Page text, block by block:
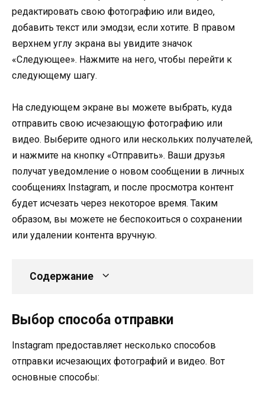
редактировать свою фотографию или видео,
добавить текст или эмодзи, если хотите. В правом
верхнем углу экрана вы увидите значок
«Следующее». Нажмите на него, чтобы перейти к
следующему шагу.
На следующем экране вы можете выбрать, куда
отправить свою исчезающую фотографию или
видео. Выберите одного или нескольких получателей,
и нажмите на кнопку «Отправить». Ваши друзья
получат уведомление о новом сообщении в личных
сообщениях Instagram, и после просмотра контент
будет исчезать через некоторое время. Таким
образом, вы можете не беспокоиться о сохранении
или удалении контента вручную.
Содержание
Выбор способа отправки
Instagram предоставляет несколько способов
отправки исчезающих фотографий и видео. Вот
основные способы: